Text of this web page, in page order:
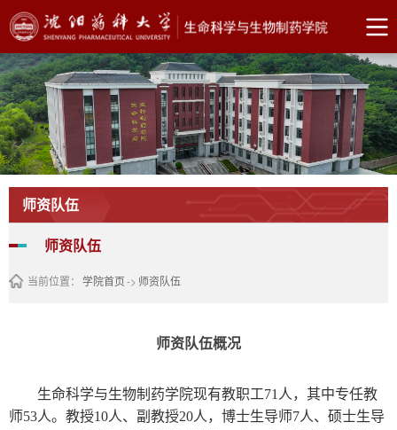
师资队伍
师资队伍
当前位置： 学院首页-> 师资队伍
师资队伍概况
生命科学与生物制药学院现有教职工71人，其中专任教
师53人。教授10人、副教授20人，博士生导师7人、硕士生导